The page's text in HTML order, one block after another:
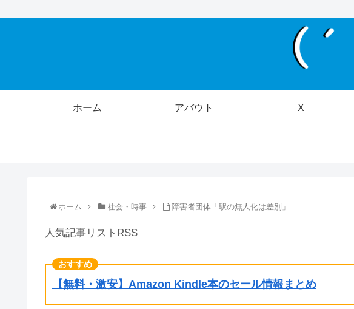
ホーム アバウト X
ホーム 社会・時事 障害者団体「駅の無人化は差別」
人気記事リストRSS
【無料・激安】Amazon Kindle本のセール情報まとめ